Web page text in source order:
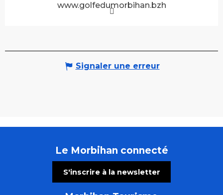
www.golfedumorbihan.bzh
Signaler une erreur
Le Morbihan connecté
S'inscrire à la newsletter